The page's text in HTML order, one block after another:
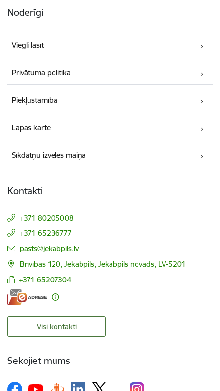
Noderīgi
Viegli lasīt
Privātuma politika
Piekļūstamība
Lapas karte
Sīkdatņu izvēles maiņa
Kontakti
+371 80205008
+371 65236777
E-pasts:
pasts@jekabpils.lv
Brīvības 120, Jēkabpils, Jēkabpils novads, LV-5201
+371 65207304
Visi kontakti
Sekojiet mums